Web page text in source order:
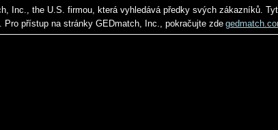
Inc., the U.S. firmou, která vyhledává předky svých zákazníků.
přístup na stránky GEDmatch, Inc., pokračujte zde